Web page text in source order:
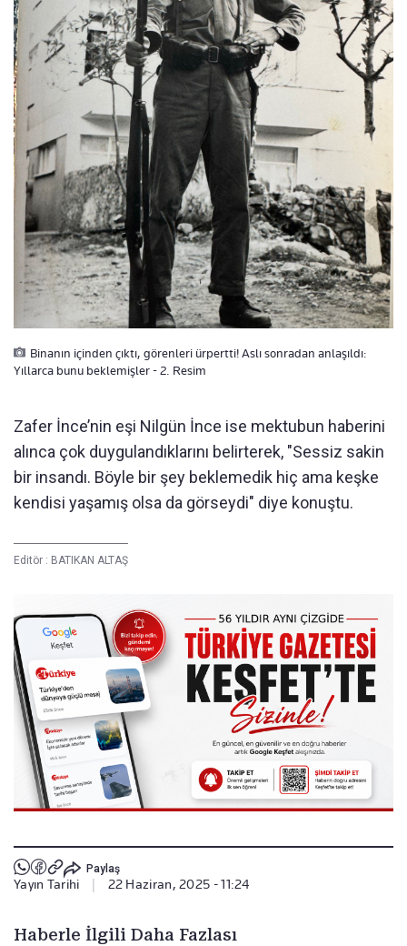
Binanın içinden çıktı, görenleri ürpertti! Aslı sonradan anlaşıldı:
Yıllarca bunu beklemişler - 2. Resim
Zafer İnce’nin eşi Nilgün İnce ise mektubun haberini
alınca çok duygulandıklarını belirterek, "Sessiz sakin
bir insandı. Böyle bir şey beklemedik hiç ama keşke
kendisi yaşamış olsa da görseydi" diye konuştu.
Editör : BATIKAN ALTAŞ
Paylaş
Yayın Tarihi 22 Haziran, 2025 - 11:24
Haberle İlgili Daha Fazlası